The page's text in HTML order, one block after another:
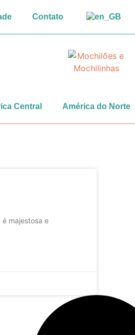
Contato
Central América do Norte
majestosa e